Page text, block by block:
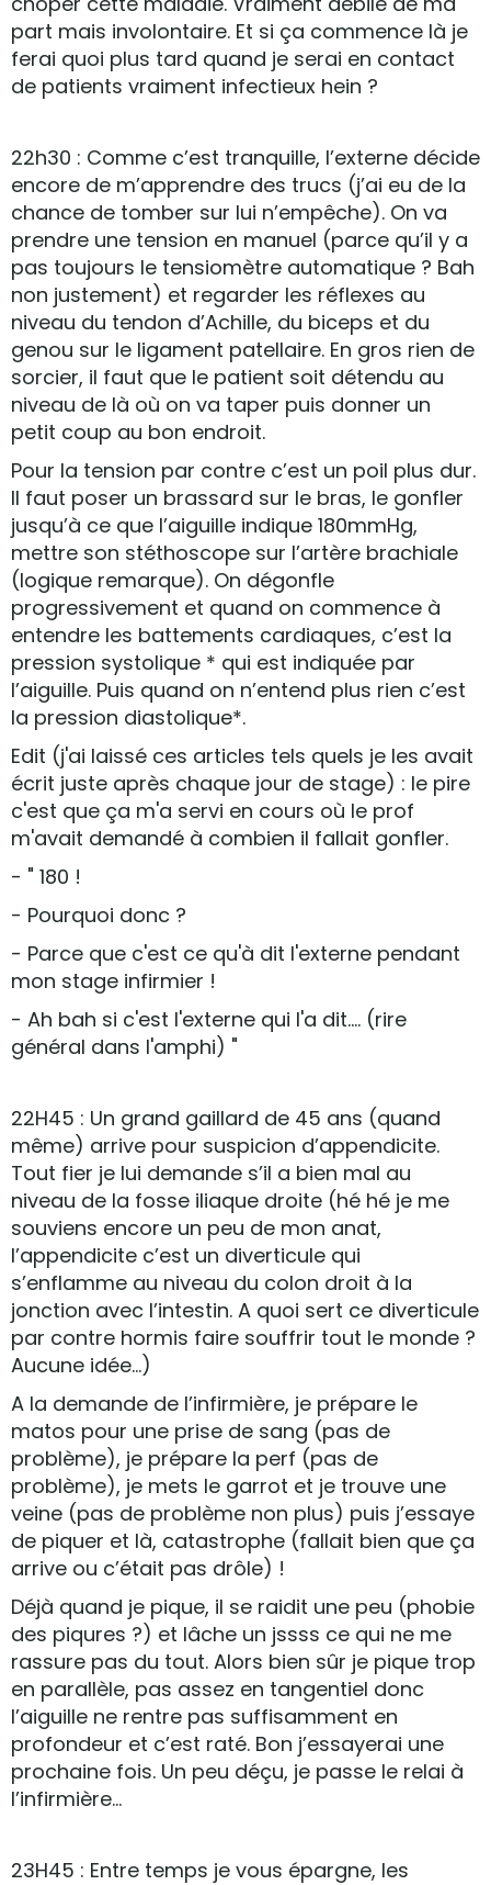
part mais involontaire. Et si ça commence là je
ferai quoi plus tard quand je serai en contact
de patients vraiment infectieux hein ?
22h30 : Comme c’est tranquille, l’externe décide
encore de m’apprendre des trucs (j’ai eu de la
chance de tomber sur lui n’empêche). On va
prendre une tension en manuel (parce qu’il y a
pas toujours le tensiomètre automatique ? Bah
non justement) et regarder les réflexes au
niveau du tendon d’Achille, du biceps et du
genou sur le ligament patellaire. En gros rien de
sorcier, il faut que le patient soit détendu au
niveau de là où on va taper puis donner un
petit coup au bon endroit.
Pour la tension par contre c’est un poil plus dur.
Il faut poser un brassard sur le bras, le gonfler
jusqu’à ce que l’aiguille indique 180mmHg,
mettre son stéthoscope sur l’artère brachiale
(logique remarque). On dégonfle
progressivement et quand on commence à
entendre les battements cardiaques, c’est la
pression systolique * qui est indiquée par
l’aiguille. Puis quand on n’entend plus rien c’est
la pression diastolique*.
Edit (j'ai laissé ces articles tels quels je les avait
écrit juste après chaque jour de stage) : le pire
c'est que ça m'a servi en cours où le prof
m'avait demandé à combien il fallait gonfler.
- " 180 !
- Pourquoi donc ?
- Parce que c'est ce qu'à dit l'externe pendant
mon stage infirmier !
- Ah bah si c'est l'externe qui l'a dit.... (rire
général dans l'amphi) "
22H45 : Un grand gaillard de 45 ans (quand
même) arrive pour suspicion d’appendicite.
Tout fier je lui demande s’il a bien mal au
niveau de la fosse iliaque droite (hé hé je me
souviens encore un peu de mon anat,
l’appendicite c’est un diverticule qui
s’enflamme au niveau du colon droit à la
jonction avec l’intestin. A quoi sert ce diverticule
par contre hormis faire souffrir tout le monde ?
Aucune idée…)
A la demande de l’infirmière, je prépare le
matos pour une prise de sang (pas de
problème), je prépare la perf (pas de
problème), je mets le garrot et je trouve une
veine (pas de problème non plus) puis j’essaye
de piquer et là, catastrophe (fallait bien que ça
arrive ou c’était pas drôle) !
Déjà quand je pique, il se raidit une peu (phobie
des piqures ?) et lâche un jssss ce qui ne me
rassure pas du tout. Alors bien sûr je pique trop
en parallèle, pas assez en tangentiel donc
l’aiguille ne rentre pas suffisamment en
profondeur et c’est raté. Bon j’essayerai une
prochaine fois. Un peu déçu, je passe le relai à
l’infirmière…
23H45 : Entre temps je vous épargne, les